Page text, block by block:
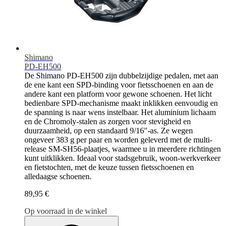
Shimano
PD-EH500
De Shimano PD-EH500 zijn dubbelzijdige pedalen, met aan
de ene kant een SPD-binding voor fietsschoenen en aan de
andere kant een platform voor gewone schoenen. Het licht
bedienbare SPD-mechanisme maakt inklikken eenvoudig en
de spanning is naar wens instelbaar. Het aluminium lichaam
en de Chromoly-stalen as zorgen voor stevigheid en
duurzaamheid, op een standaard 9/16"-as. Ze wegen
ongeveer 383 g per paar en worden geleverd met de multi-
release SM-SH56-plaatjes, waarmee u in meerdere richtingen
kunt uitklikken. Ideaal voor stadsgebruik, woon-werkverkeer
en fietstochten, met de keuze tussen fietsschoenen en
alledaagse schoenen.
89,95 €
Op voorraad in de winkel